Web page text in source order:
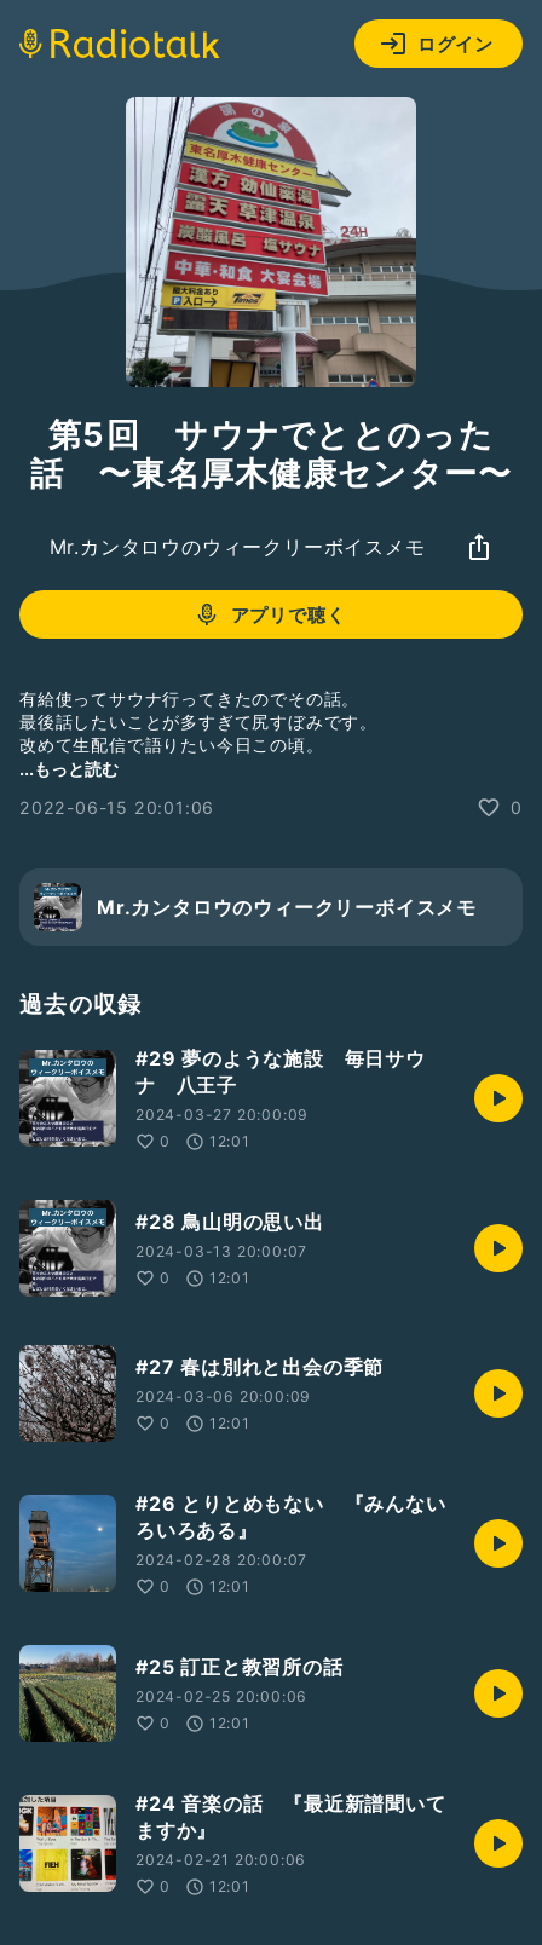
ログイン
第5回 サウナでととのった
話 〜東名厚木健康センター〜
Mr.カンタロウのウィークリーボイスメモ
アプリで聴く
有給使ってサウナ行ってきたのでその話。
最後話したいことが多すぎて尻すぼみです。
改めて生配信で語りたい今日この頃。
#サウナ #サ活
...もっと読む
2022-06-15 20:01:06
0
Mr.カンタロウのウィークリーボイスメモ
過去の収録
#29 夢のような施設 毎日サウ
ナ 八王子
2024-03-27 20:00:09
0
12:01
#28 鳥山明の思い出
2024-03-13 20:00:07
0
12:01
#27 春は別れと出会の季節
2024-03-06 20:00:09
0
12:01
#26 とりとめもない 『みんない
ろいろある』
2024-02-28 20:00:07
0
12:01
#25 訂正と教習所の話
2024-02-25 20:00:06
0
12:01
#24 音楽の話 『最近新譜聞いて
ますか』
2024-02-21 20:00:06
0
12:01